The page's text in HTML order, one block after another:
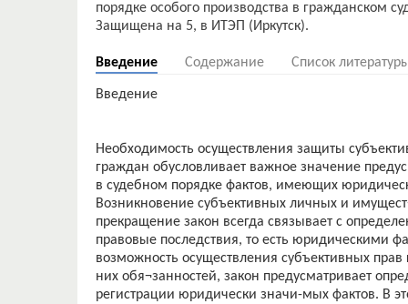
порядке особого производства в гражданском
Введение Содержание Список
Введение
Необходимость осуществления защиты
граждан обусловливает важное значение
в судебном порядке фактов, имеющих
Возникновение субъективных личных и
прекращение закон всегда связывает с
правовые последствия, то есть юридическими
возможность осуществления субъективных
них обя¬занностей, закон предусматривает
регистрации юридически значи-мых фактов. В